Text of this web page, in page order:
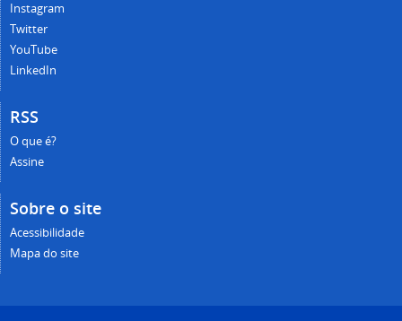
Instagram
Twitter
YouTube
LinkedIn
RSS
O que é?
Assine
Sobre o site
Acessibilidade
Mapa do site